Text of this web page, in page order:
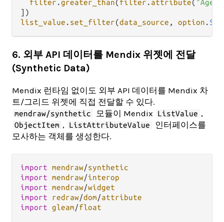
filter .greater_than( filter . attribute( "Age"
list_value . set_filter(data_source , option .
6. 외부 API 데이터를 Mendix 위젯에 전달
(Synthetic Data)
Mendix 런타임 없이도 외부 API 데이터를 Mendix 차
트/그리드 위젯에 직접 전달할 수 있다.
mendraw/synthetic 모듈이 Mendix ListValue ,
ObjectItem , ListAttributeValue
인터페이스를
모사하는 객체를 생성한다.
import mendraw/synthetic
import mendraw/interop
import mendraw/widget
import
redraw/dom/attribute
import gleam/float